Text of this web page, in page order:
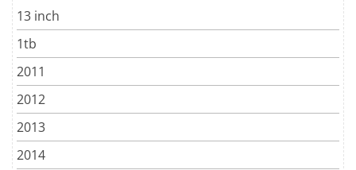
13 inch
1tb
2011
2012
2013
2014